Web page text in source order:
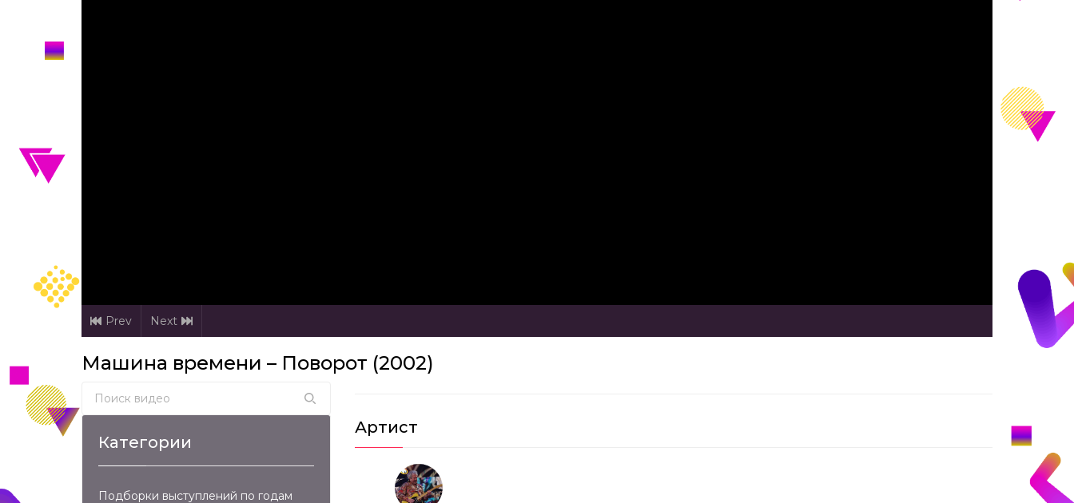
Prev Next
Машина времени – Поворот (2002)
Артист
Search for:
Категории
Подборки выступлений по годам